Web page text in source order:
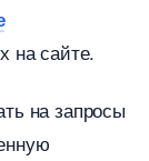
на сайте.​
на запросы